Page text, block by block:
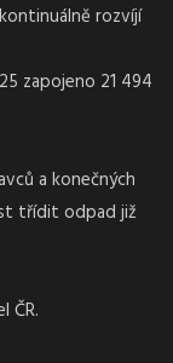
rozvíjí
zapojeno 21 494
a konečných
třídit odpad již
ČR.